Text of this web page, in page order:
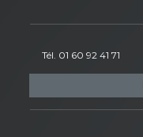
Tél. 01 60 92 41 71